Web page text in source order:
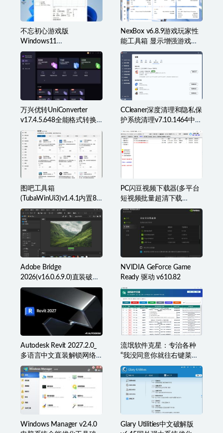
不忘初心游戏版
Windows11
v25H2(26200.8973)无更新
[精简系统美化版]
NexBox v6.8.9游戏玩家性
能工具箱 显示增强游戏辅
助准星叠加、监控等
万兴优转UniConverter
v17.4.5.648全能格式转换
工具箱破解版
CCleaner深度清理和隐私保
护系统清理v7.10.1464中文
破解版
图吧工具箱
(TubaWinUi3)v1.4.1内置82
款检测工具便携版
PC闪豆视频下载器(多平台
短视频批量超清下载
器)v2026.07.29
Adobe Bridge
2026(v16.0.6.9.0)直装破解
版(简称BR2026)
NVIDIA GeForce Game
Ready 驱动 v610.82
Autodesk Revit 2027.2.0_
多语言中文直装解锁网络
许可版
流氓软件克星：专治各种
“我没同意你就往右键菜单
里塞东西”
Windows Manager v2.4.0
Glary Utilities中文破解版